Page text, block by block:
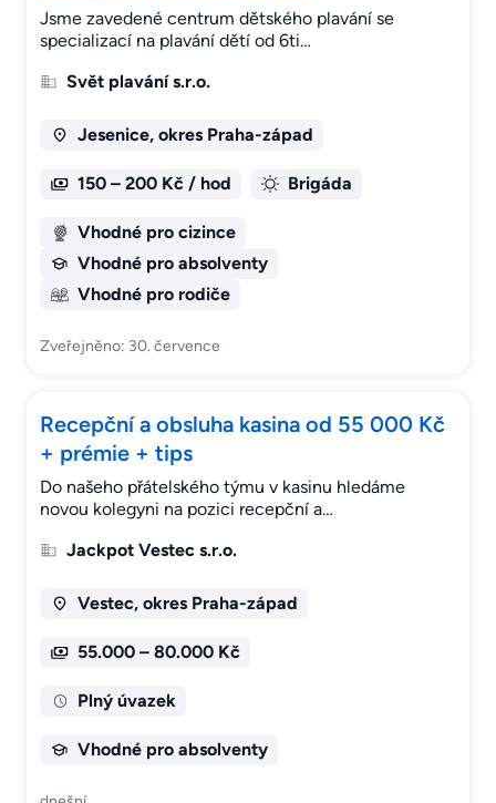
Jsme zavedené centrum dětského plavání se
specializací na plavání dětí od 6ti…
Svět plavání s.r.o.
Jesenice, okres Praha-západ
150 – 200 Kč / hod Brigáda
Vhodné pro cizince
Vhodné pro absolventy
Vhodné pro rodiče
Zveřejněno: 30. července
Recepční a obsluha kasina od 55 000 Kč
+ prémie + tips
Do našeho přátelského týmu v kasinu hledáme
novou kolegyni na pozici recepční a…
Jackpot Vestec s.r.o.
Vestec, okres Praha-západ
55.000 – 80.000 Kč
Plný úvazek
Vhodné pro absolventy